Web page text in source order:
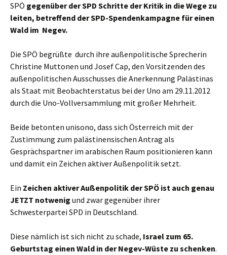
SPÖ gegenüber der SPD Schritte der Kritik in die Wege zu
leiten, betreffend der SPD-Spendenkampagne für einen
Wald im Negev.
Die SPÖ begrüßte durch ihre außenpolitische Sprecherin
Christine Muttonen und Josef Cap, den Vorsitzenden des
außenpolitischen Ausschusses die Anerkennung Palästinas
als Staat mit Beobachterstatus bei der Uno am 29.11.2012
durch die Uno-Vollversammlung mit großer Mehrheit.
Beide betonten unisono, dass sich Österreich mit der
Zustimmung zum palästinensischen Antrag als
Gesprächspartner im arabischen Raum positionieren kann
und damit ein Zeichen aktiver Außenpolitik setzt.
Ein Zeichen aktiver Außenpolitik der SPÖ ist auch genau
JETZT notwenig und zwar gegenüber ihrer
Schwesterpartei SPD in Deutschland.
Diese nämlich ist sich nicht zu schade, Israel zum 65.
Geburtstag einen Wald in der Negev-Wüste zu schenken.